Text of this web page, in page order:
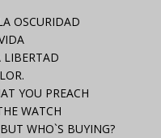
OSCURIDAD
LIBERTAD
YOU PREACH
WATCH
WHO`S BUYING?